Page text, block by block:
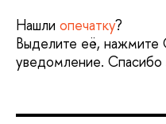
Нашли опечатку?
Выделите её, нажмите
уведомление. Спасибо